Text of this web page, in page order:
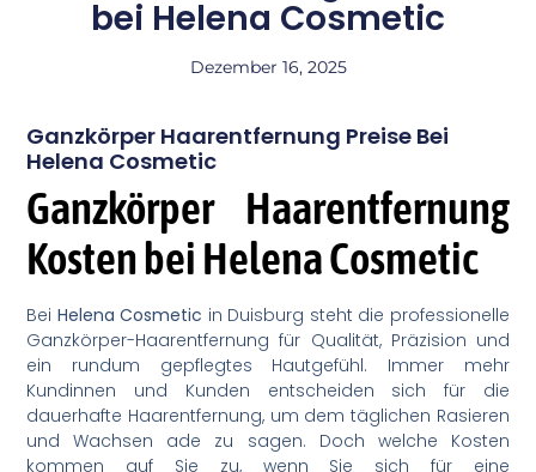
bei Helena Cosmetic
Dezember 16, 2025
Ganzkörper Haarentfernung Preise Bei
Helena Cosmetic
Ganzkörper Haarentfernung
Kosten bei Helena Cosmetic
Bei Helena Cosmetic in Duisburg steht die professionelle
Ganzkörper-Haarentfernung für Qualität, Präzision und
ein rundum gepflegtes Hautgefühl. Immer mehr
Kundinnen und Kunden entscheiden sich für die
dauerhafte Haarentfernung, um dem täglichen Rasieren
und Wachsen ade zu sagen. Doch welche Kosten
kommen auf Sie zu, wenn Sie sich für eine